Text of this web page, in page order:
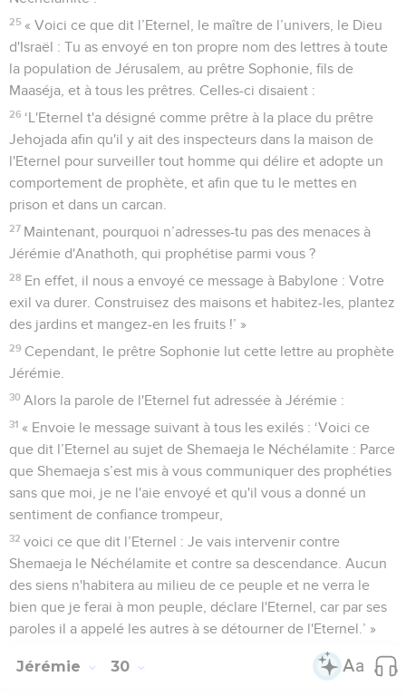
25 « Voici ce que dit l’Eternel, le maître de l’univers, le Dieu
d'Israël : Tu as envoyé en ton propre nom des lettres à toute
la population de Jérusalem, au prêtre Sophonie, fils de
Maaséja, et à tous les prêtres. Celles-ci disaient :
26 ‘L'Eternel t'a désigné comme prêtre à la place du prêtre
Jehojada afin qu'il y ait des inspecteurs dans la maison de
l'Eternel pour surveiller tout homme qui délire et adopte un
comportement de prophète, et afin que tu le mettes en
prison et dans un carcan.
27 Maintenant, pourquoi n’adresses-tu pas des menaces à
Jérémie d'Anathoth, qui prophétise parmi vous ?
28 En effet, il nous a envoyé ce message à Babylone : Votre
exil va durer. Construisez des maisons et habitez-les, plantez
des jardins et mangez-en les fruits !’ »
29 Cependant, le prêtre Sophonie lut cette lettre au prophète
Jérémie.
30 Alors la parole de l'Eternel fut adressée à Jérémie :
31 « Envoie le message suivant à tous les exilés : ‘Voici ce
que dit l’Eternel au sujet de Shemaeja le Néchélamite : Parce
que Shemaeja s’est mis à vous communiquer des prophéties
sans que moi, je ne l'aie envoyé et qu'il vous a donné un
sentiment de confiance trompeur,
32 voici ce que dit l’Eternel : Je vais intervenir contre
Shemaeja le Néchélamite et contre sa descendance. Aucun
des siens n'habitera au milieu de ce peuple et ne verra le
bien que je ferai à mon peuple, déclare l'Eternel, car par ses
paroles il a appelé les autres à se détourner de l'Eternel.’ »
Jérémie 30